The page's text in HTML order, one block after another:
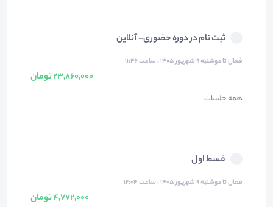
ثبت نام در دوره حضوری- آنلاین
فعال تا دوشنبه ۹ شهریور ۱۴۰۵ ، ساعت ۱۱:۴۶
23,860,000 تومان
همه جلسات
قسط اول
فعال تا دوشنبه ۹ شهریور ۱۴۰۵ ، ساعت ۱۲:۰۴
4,772,000 تومان